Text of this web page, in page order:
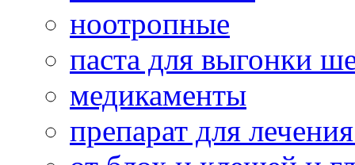
ноотропные
паста для выгонки
медикаменты
препарат для